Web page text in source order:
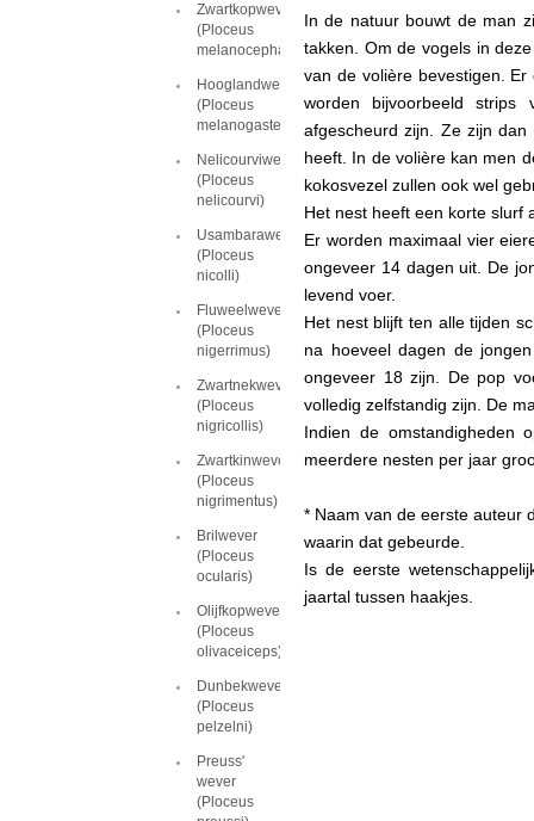
Zwartkopwever
(Ploceus
melanocephalus)
Hooglandwever
(Ploceus
melanogaster)
Nelicourviwever
(Ploceus
nelicourvi)
Usambarawever
(Ploceus
nicolli)
Fluweelwever
(Ploceus
nigerrimus)
Zwartnekwever
(Ploceus
nigricollis)
Zwartkinwever
(Ploceus
nigrimentus)
Brilwever
(Ploceus
ocularis)
Olijfkopwever
(Ploceus
olivaceiceps)
Dunbekwever
(Ploceus
pelzelni)
Preuss'
wever
(Ploceus
In de natuur bouwt de man
takken. Om de vogels in
van de volière bevestigen.
worden bijvoorbeeld
afgescheurd zijn. Ze zijn
heeft. In de volière kan men
kokosvezel zullen ook wel
Het nest heeft een korte slurf
Er worden maximaal vier
ongeveer 14 dagen uit. De
levend voer.
Het nest blijft ten alle tijden
na hoeveel dagen de
ongeveer 18 zijn. De pop
volledig zelfstandig zijn. De
Indien de omstandigheden
meerdere nesten per jaar
* Naam van de eerste auteur
waarin dat gebeurde.
Is de eerste
jaartal tussen haakjes.